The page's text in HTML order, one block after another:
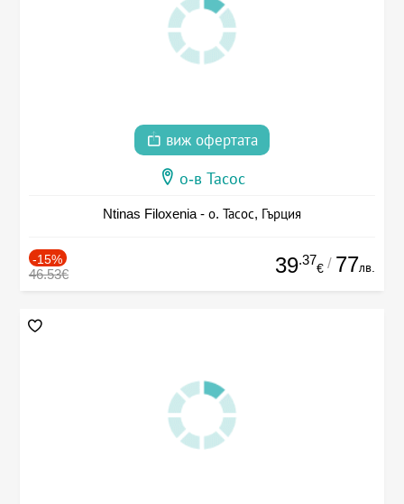
виж офертата
о-в Тасос
Ntinas Filoxenia - о. Тасос, Гърция
-15%
46.53€ 39.37
€ / 77лв.